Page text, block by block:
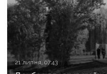
21 липня, 07:43